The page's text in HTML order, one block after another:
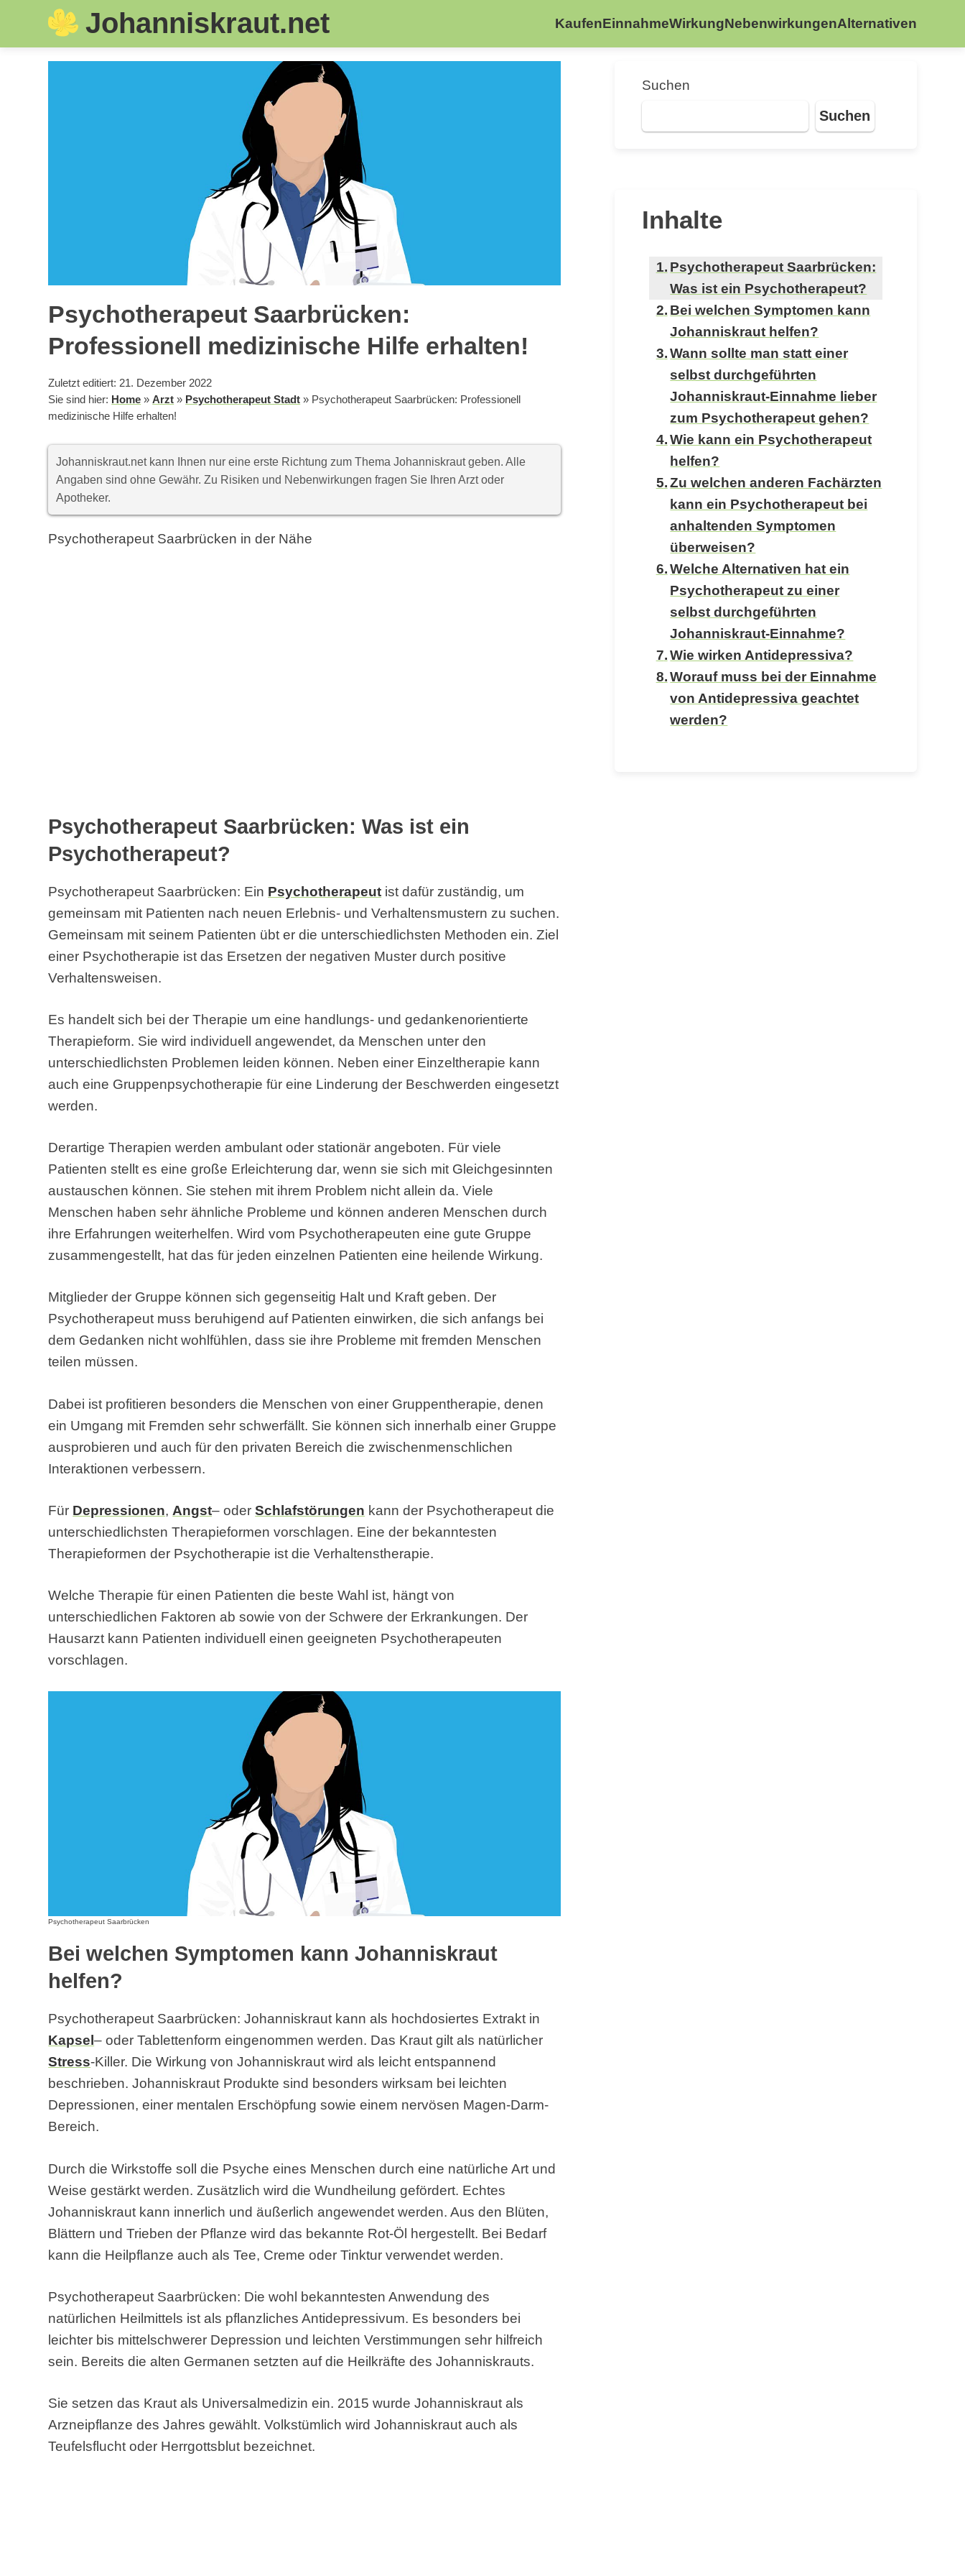
Johanniskraut.net KaufenEinnahmeWirkungNebenwirkungenAlternativen
Psychotherapeut Saarbrücken:
Professionell medizinische Hilfe erhalten!
Zuletzt editiert: 21. Dezember 2022
Sie sind hier: Home »Arzt » Psychotherapeut Stadt » Psychotherapeut Saarbrücken: Professionell
medizinische Hilfe erhalten!
Johanniskraut.net kann Ihnen nur eine erste Richtung zum Thema Johanniskraut geben. Alle
Angaben sind ohne Gewähr. Zu Risiken und Nebenwirkungen fragen Sie Ihren Arzt oder
Apotheker.
Psychotherapeut Saarbrücken in der Nähe
Psychotherapeut Saarbrücken: Was ist ein
Psychotherapeut?
Psychotherapeut Saarbrücken: Ein Psychotherapeut ist dafür zuständig, um
gemeinsam mit Patienten nach neuen Erlebnis- und Verhaltensmustern zu suchen.
Gemeinsam mit seinem Patienten übt er die unterschiedlichsten Methoden ein. Ziel
einer Psychotherapie ist das Ersetzen der negativen Muster durch positive
Verhaltensweisen.
Es handelt sich bei der Therapie um eine handlungs- und gedankenorientierte
Therapieform. Sie wird individuell angewendet, da Menschen unter den
unterschiedlichsten Problemen leiden können. Neben einer Einzeltherapie kann
auch eine Gruppenpsychotherapie für eine Linderung der Beschwerden eingesetzt
werden.
Derartige Therapien werden ambulant oder stationär angeboten. Für viele
Patienten stellt es eine große Erleichterung dar, wenn sie sich mit Gleichgesinnten
austauschen können. Sie stehen mit ihrem Problem nicht allein da. Viele
Menschen haben sehr ähnliche Probleme und können anderen Menschen durch
ihre Erfahrungen weiterhelfen. Wird vom Psychotherapeuten eine gute Gruppe
zusammengestellt, hat das für jeden einzelnen Patienten eine heilende Wirkung.
Mitglieder der Gruppe können sich gegenseitig Halt und Kraft geben. Der
Psychotherapeut muss beruhigend auf Patienten einwirken, die sich anfangs bei
dem Gedanken nicht wohlfühlen, dass sie ihre Probleme mit fremden Menschen
teilen müssen.
Dabei ist profitieren besonders die Menschen von einer Gruppentherapie, denen
ein Umgang mit Fremden sehr schwerfällt. Sie können sich innerhalb einer Gruppe
ausprobieren und auch für den privaten Bereich die zwischenmenschlichen
Interaktionen verbessern.
Für Depressionen, Angst– oderSchlafstörungen kann der Psychotherapeut die
unterschiedlichsten Therapieformen vorschlagen. Eine der bekanntesten
Therapieformen der Psychotherapie ist die Verhaltenstherapie.
Welche Therapie für einen Patienten die beste Wahl ist, hängt von
unterschiedlichen Faktoren ab sowie von der Schwere der Erkrankungen. Der
Hausarzt kann Patienten individuell einen geeigneten Psychotherapeuten
vorschlagen.
Psychotherapeut Saarbrücken
Bei welchen Symptomen kann Johanniskraut
helfen?
Psychotherapeut Saarbrücken: Johanniskraut kann als hochdosiertes Extrakt in
Kapsel– oder Tablettenform eingenommen werden. Das Kraut gilt als natürlicher
Stress-Killer. Die Wirkung von Johanniskraut wird als leicht entspannend
beschrieben. Johanniskraut Produkte sind besonders wirksam bei leichten
Depressionen, einer mentalen Erschöpfung sowie einem nervösen Magen-Darm-
Bereich.
Durch die Wirkstoffe soll die Psyche eines Menschen durch eine natürliche Art und
Weise gestärkt werden. Zusätzlich wird die Wundheilung gefördert. Echtes
Johanniskraut kann innerlich und äußerlich angewendet werden. Aus den Blüten,
Blättern und Trieben der Pflanze wird das bekannte Rot-Öl hergestellt. Bei Bedarf
kann die Heilpflanze auch als Tee, Creme oder Tinktur verwendet werden.
Psychotherapeut Saarbrücken: Die wohl bekanntesten Anwendung des
natürlichen Heilmittels ist als pflanzliches Antidepressivum. Es besonders bei
leichter bis mittelschwerer Depression und leichten Verstimmungen sehr hilfreich
sein. Bereits die alten Germanen setzten auf die Heilkräfte des Johanniskrauts.
Sie setzen das Kraut als Universalmedizin ein. 2015 wurde Johanniskraut als
Arzneipflanze des Jahres gewählt. Volkstümlich wird Johanniskraut auch als
Teufelsflucht oder Herrgottsblut bezeichnet.
Suchen
Suchen
Inhalte
Psychotherapeut Saarbrücken:
Was ist ein Psychotherapeut?
Bei welchen Symptomen kann
Johanniskraut helfen?
Wann sollte man statt einer
selbst durchgeführten
Johanniskraut-Einnahme lieber
zum Psychotherapeut gehen?
Wie kann ein Psychotherapeut
helfen?
Zu welchen anderen Fachärzten
kann ein Psychotherapeut bei
anhaltenden Symptomen
überweisen?
Welche Alternativen hat ein
Psychotherapeut zu einer
selbst durchgeführten
Johanniskraut-Einnahme?
Wie wirken Antidepressiva?
Worauf muss bei der Einnahme
von Antidepressiva geachtet
werden?